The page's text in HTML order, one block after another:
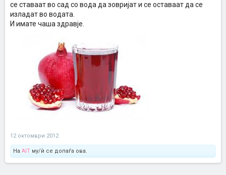
се ставаат во сад со вода да зовријат и се оставаат да се
изладат во водата.
И имате чаша здравје.
12 октомври 2012
На AIT му/ѝ се допаѓа ова.